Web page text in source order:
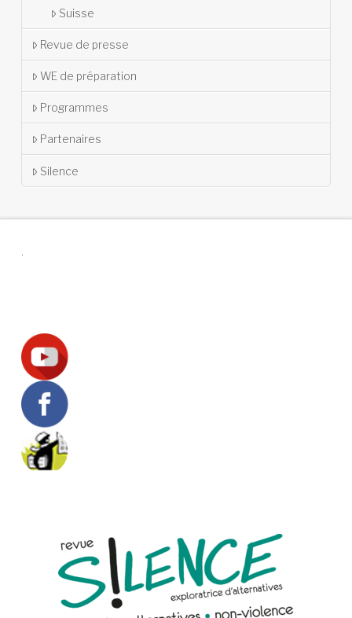
Suisse
Revue de presse
WE de préparation
Programmes
Partenaires
Silence